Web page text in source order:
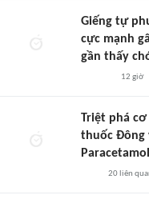
Giếng tự
cực mạnh
gần thấy
12 giờ
Triệt phá cơ
thuốc Đông
Paracetamol
20liên